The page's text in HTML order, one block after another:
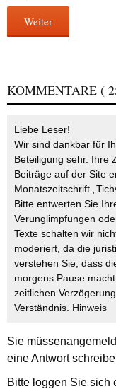
Weiter
KOMMENTARE (
Liebe Leser!
Wir sind dankbar für
Beteiligung sehr. Ihre
Beiträge auf der Site
Monatszeitschrift
Bitte entwerten Sie
Verunglimpfungen
Texte schalten wir
moderiert, da die
verstehen Sie, dass
morgens Pause
zeitlichen
Verständnis. Hinweis
Sie müssen
eine Antwort
Bitte loggen Sie sich